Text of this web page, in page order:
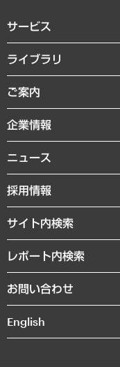
サービス
経営戦略
組織・人事戦略
デジタルイノベーション
共生・ダイバーシティ
GRC（ガバナンス・リスク
経済・産業・雇用・労働
まちづくり・観光・交通・ス
自然資源・農林水産業・食料
ライブラリ
経済調査
レポート
コラム
経営用語集
受託・受注実績（官公庁関連
メディア掲載・出演
ご案内
セミナー・イベント情報
MUFGビジネスセミナー
受託案件情報
企業情報
私たちの想い
社長メッセージ
会社概要
沿革
組織図・本部部室紹介
インドネシア現地法人
ニュース
ニュースリリース
お知らせ
採用情報
サイト内検索
レポート内検索
お問い合わせ
English